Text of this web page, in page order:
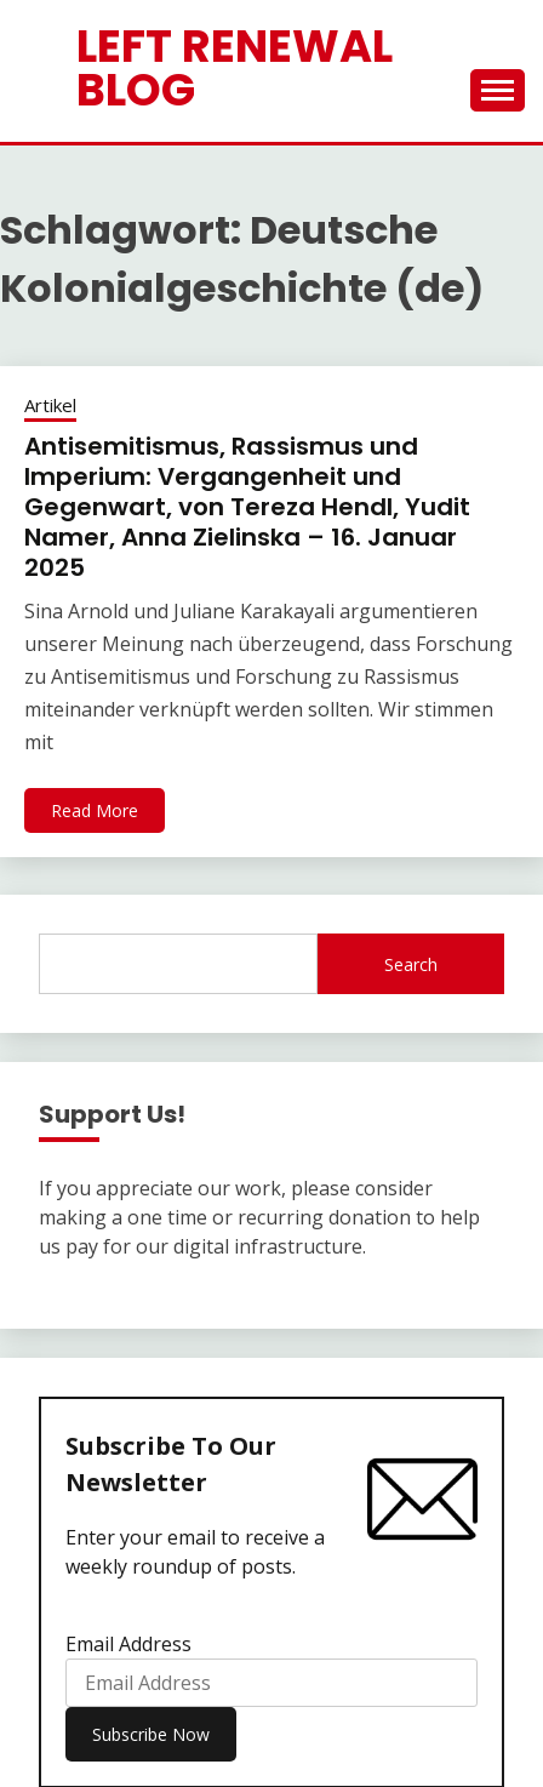
LEFT RENEWAL
BLOG
Schlagwort: Deutsche
Kolonialgeschichte (de)
Artikel
Antisemitismus, Rassismus und
Imperium: Vergangenheit und
Gegenwart, von Tereza Hendl, Yudit
Namer, Anna Zielinska – 16. Januar
2025
Sina Arnold und Juliane Karakayali argumentieren
unserer Meinung nach überzeugend, dass Forschung
zu Antisemitismus und Forschung zu Rassismus
miteinander verknüpft werden sollten. Wir stimmen
mit
Read More
Search
Support Us!
If you appreciate our work, please consider
making a one time or recurring donation to help
us pay for our digital infrastructure.
Subscribe To Our
Newsletter
Enter your email to receive a
weekly roundup of posts.
Email Address